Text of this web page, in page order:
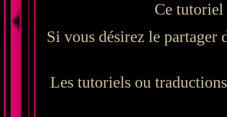
Ce tutoriel
Si vous désirez le
Les tutoriels ou